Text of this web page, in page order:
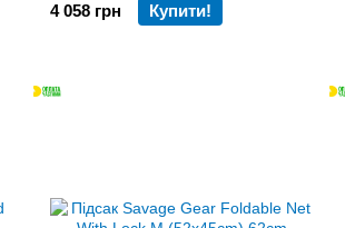
4 058 грн Купити!